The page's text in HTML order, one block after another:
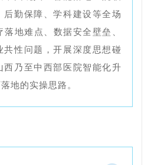
后勤保障、学科建设等全场
地难点、数据安全壁垒、
共性问题，开展深度思想碰
乃至中西部医院智能化升
地的实操思路。